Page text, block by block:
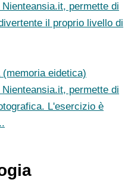
permette di
il proprio livello di
eidetica)
permette di
L'esercizio è